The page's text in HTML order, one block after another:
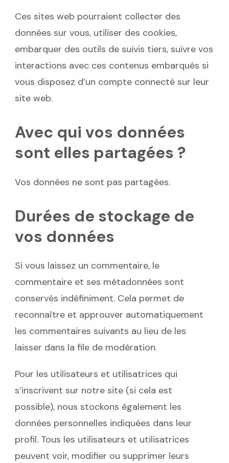
Ces sites web pourraient collecter des
données sur vous, utiliser des cookies,
embarquer des outils de suivis tiers, suivre vos
interactions avec ces contenus embarqués si
vous disposez d’un compte connecté sur leur
site web.
Avec qui vos données
sont elles partagées ?
Vos données ne sont pas partagées.
Durées de stockage de
vos données
Si vous laissez un commentaire, le
commentaire et ses métadonnées sont
conservés indéfiniment. Cela permet de
reconnaître et approuver automatiquement
les commentaires suivants au lieu de les
laisser dans la file de modération.
Pour les utilisateurs et utilisatrices qui
s’inscrivent sur notre site (si cela est
possible), nous stockons également les
données personnelles indiquées dans leur
profil. Tous les utilisateurs et utilisatrices
peuvent voir, modifier ou supprimer leurs